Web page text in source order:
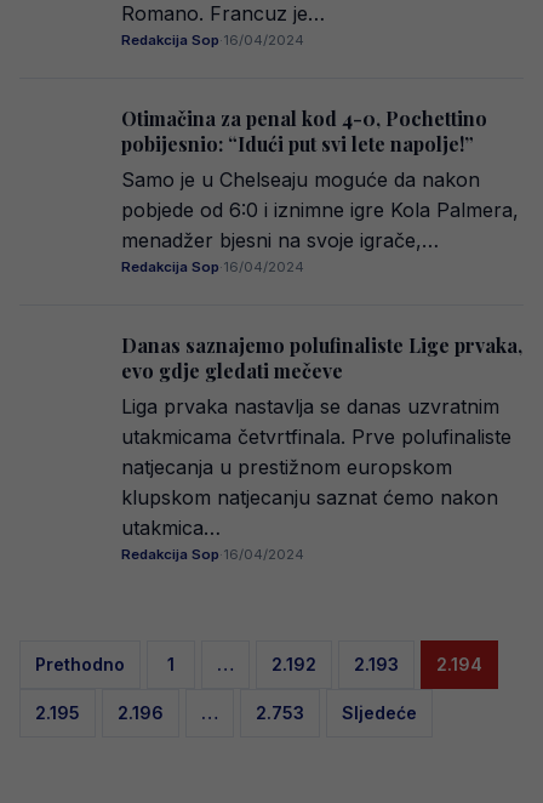
Romano. Francuz je…
Redakcija Sop·16/04/2024
Otimačina za penal kod 4-0, Pochettino
pobijesnio: “Idući put svi lete napolje!”
Samo je u Chelseaju moguće da nakon
pobjede od 6:0 i iznimne igre Kola Palmera,
menadžer bjesni na svoje igrače,…
Redakcija Sop·16/04/2024
Danas saznajemo polufinaliste Lige prvaka,
evo gdje gledati mečeve
Liga prvaka nastavlja se danas uzvratnim
utakmicama četvrtfinala. Prve polufinaliste
natjecanja u prestižnom europskom
klupskom natjecanju saznat ćemo nakon
utakmica…
Redakcija Sop·16/04/2024
Posts
pagination
Prethodno 1 … 2.192 2.193 2.194
2.195 2.196 … 2.753 Sljedeće